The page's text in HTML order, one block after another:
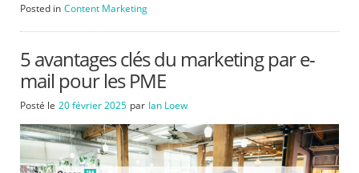
Posted in Content Marketing
5 avantages clés du marketing par e-
mail pour les PME
Posté le 20 février 2025 par Ian Loew